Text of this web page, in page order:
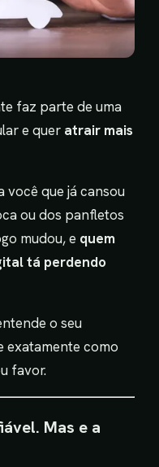
faz parte de uma
e quer atrair mais
você que já cansou
ou dos panfletos
mudou, e quem
tá perdendo
o seu
exatamente como
favor.
Mas e a